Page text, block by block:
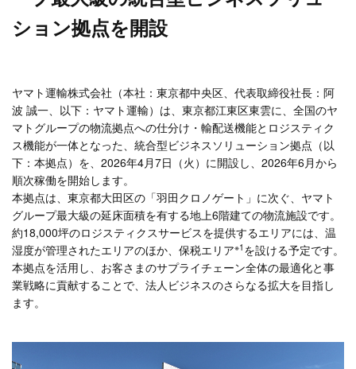
ション拠点を開設
ヤマト運輸株式会社（本社：東京都中央区、代表取締役社長：阿
波 誠一、以下：ヤマト運輸）は、東京都江東区東雲に、全国のヤ
マトグループの物流拠点への仕分け・輸配送機能とロジスティク
ス機能が一体となった、統合型ビジネスソリューション拠点（以
下：本拠点）を、2026年4月7日（火）に開設し、2026年6月から
順次稼働を開始します。
本拠点は、東京都大田区の「羽田クロノゲート」に次ぐ、ヤマト
グループ最大級の延床面積を有する地上6階建ての物流施設です。
約18,000坪のロジスティクスサービスを提供するエリアには、温
湿度が管理されたエリアのほか、保税エリア※1 を設ける予定です。
本拠点を活用し、お客さまのサプライチェーン全体の最適化と事
業戦略に貢献することで、法人ビジネスのさらなる拡大を目指し
ます。